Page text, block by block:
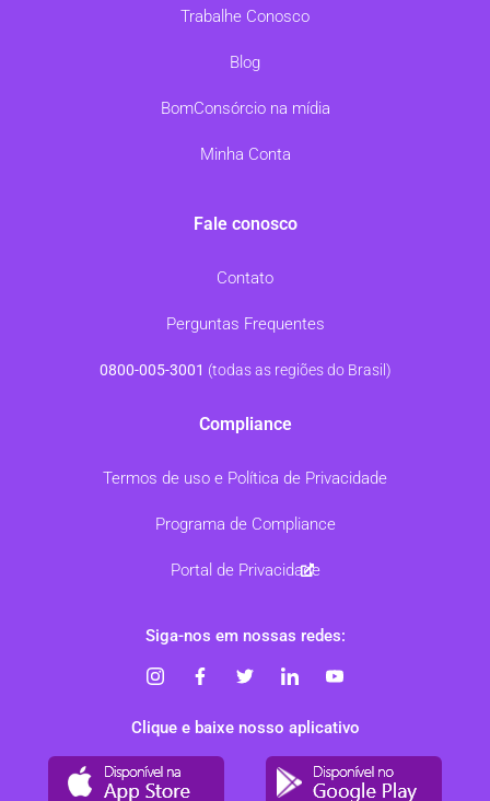
Trabalhe Conosco
Blog
BomConsórcio na mídia
Minha Conta
Fale conosco
Contato
Perguntas Frequentes
0800-005-3001 (todas as regiões do Brasil)
Compliance
Termos de uso e Política de Privacidade
Programa de Compliance
Portal de Privacidade
Siga-nos em nossas redes:
Clique e baixe nosso aplicativo